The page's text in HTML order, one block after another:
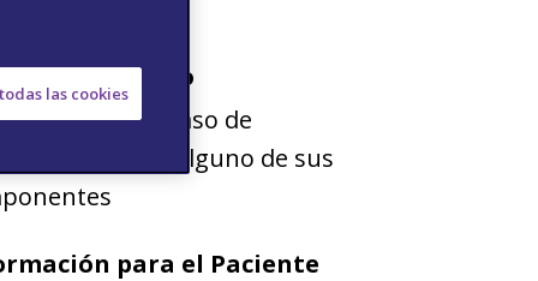
de Uso
en caso de
a alguno de sus
para el Paciente
las cookies